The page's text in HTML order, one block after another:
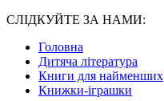
СЛІДКУЙТЕ ЗА НАМИ:
Головна
Дитяча література
Книги для найменших
Книжки-іграшки